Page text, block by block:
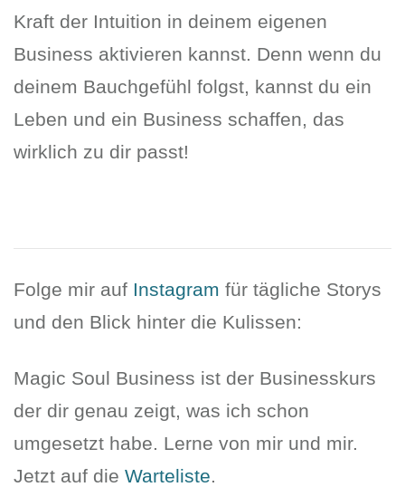
Kraft der Intuition in deinem eigenen
Business aktivieren kannst. Denn wenn du
deinem Bauchgefühl folgst, kannst du ein
Leben und ein Business schaffen, das
wirklich zu dir passt!
Folge mir auf Instagram für tägliche Storys
und den Blick hinter die Kulissen:
Magic Soul Business ist der Businesskurs
der dir genau zeigt, was ich schon
umgesetzt habe. Lerne von mir und mir.
Jetzt auf die Warteliste.